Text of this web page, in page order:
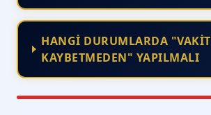
HANGİ DURUMLARDA "VAKİT
KAYBETMEDEN" YAPILMALI